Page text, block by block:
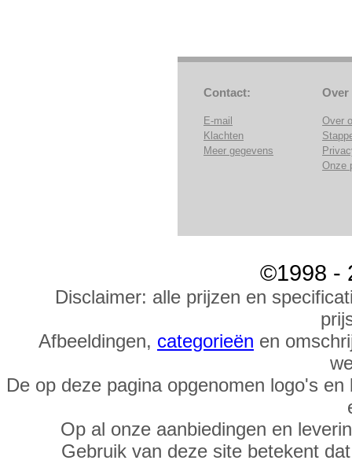
Contact:
E-mail
Klachten
Meer gegevens
Over
Over
Onze
©1998 -
Disclaimer: alle prijzen en
Afbeeldingen, categorieën en
De op deze pagina opgenomen logo's
Op al onze aanbiedingen en
Gebruik van deze site betekent